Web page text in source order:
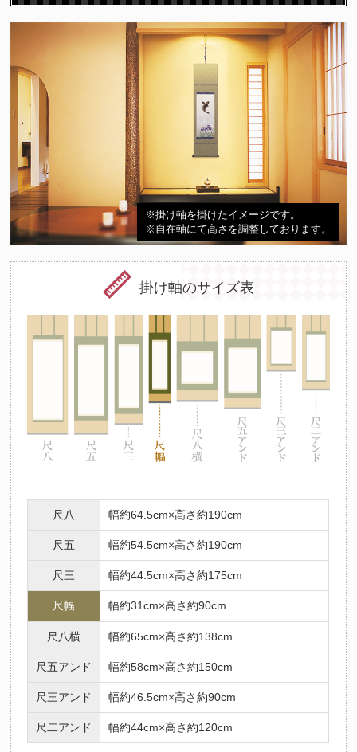
※掛け軸を掛けたイメージです。
※自在軸にて高さを調整しております。
掛け軸のサイズ表
尺八 幅約64.5cm×高さ約190cm
尺五 幅約54.5cm×高さ約190cm
尺三 幅約44.5cm×高さ約175cm
尺幅 幅約31cm×高さ約90cm
尺八横 幅約65cm×高さ約138cm
尺五アンド 幅約58cm×高さ約150cm
尺三アンド 幅約46.5cm×高さ約90cm
尺二アンド 幅約44cm×高さ約120cm